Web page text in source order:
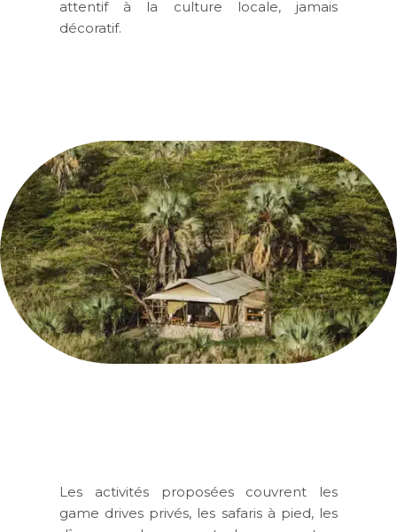
attentif à la culture locale, jamais
décoratif.
Les activités proposées couvrent les
game drives privés, les safaris à pied, les